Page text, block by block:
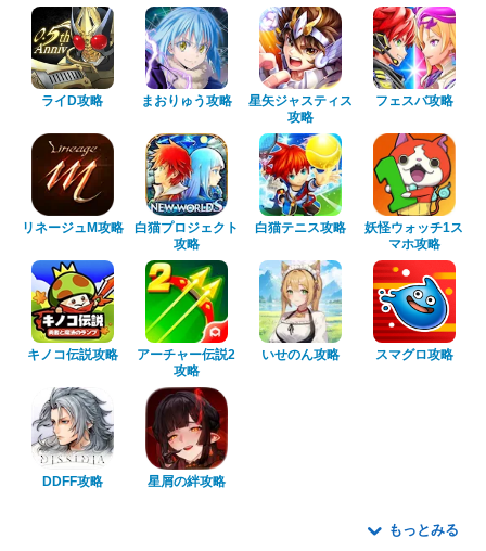
ライD攻略 まおりゅう攻略
星矢ジャスティス
攻略
フェスバ攻略
リネージュM攻略
白猫プロジェクト
攻略
白猫テニス攻略
妖怪ウォッチ1ス
マホ攻略
キノコ伝説攻略
アーチャー伝説2
攻略
いせのん攻略 スマグロ攻略
DDFF攻略 星屑の絆攻略
もっとみる